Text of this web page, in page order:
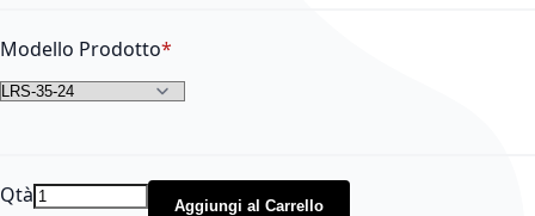
Modello Prodotto
Qtà Aggiungi al Carrello